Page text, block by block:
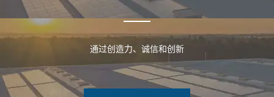
通过创造力、诚信和创新